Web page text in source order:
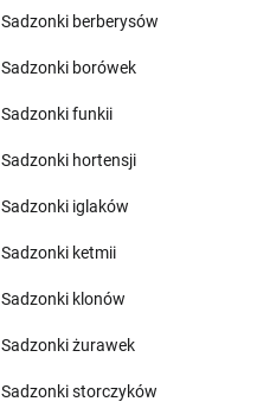
Sadzonki berberysów
Sadzonki borówek
Sadzonki funkii
Sadzonki hortensji
Sadzonki iglaków
Sadzonki ketmii
Sadzonki klonów
Sadzonki żurawek
Sadzonki storczyków